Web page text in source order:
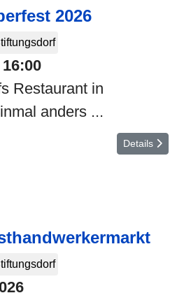
2026
16:00
Restaurant in
anders ...
Details